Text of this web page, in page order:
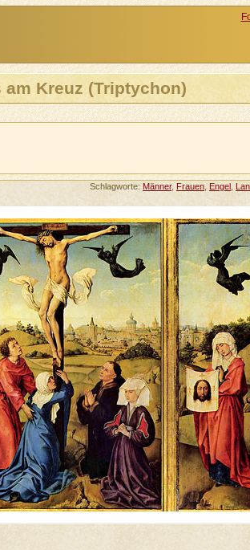
am Kreuz (Triptychon)
Schlagworte: Männer, Frauen Engel